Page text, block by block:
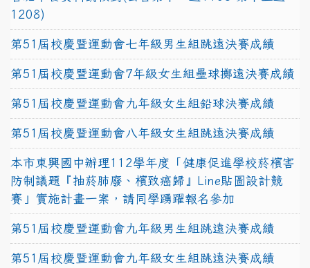
1208)
第51屆校慶暨運動會七年級男生組跳遠決賽成績
第51屆校慶暨運動會7年級女生組壘球擲遠決賽成績
第51屆校慶暨運動會九年級女生組鉛球決賽成績
第51屆校慶暨運動會八年級女生組跳遠決賽成績
本市東興國中辦理112學年度「健康促進學校菸檳害
防制議題『抽菸肺廢、檳致癌歸』Line貼圖設計競
賽」實施計畫一案，請同學踴躍報名參加
第51屆校慶暨運動會九年級男生組跳遠決賽成績
第51屆校慶暨運動會九年級女生組跳遠決賽成績